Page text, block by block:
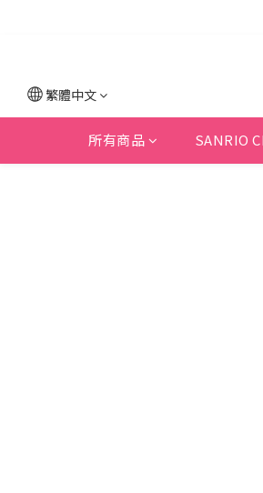
繁體中文
所有商品 SANRIO